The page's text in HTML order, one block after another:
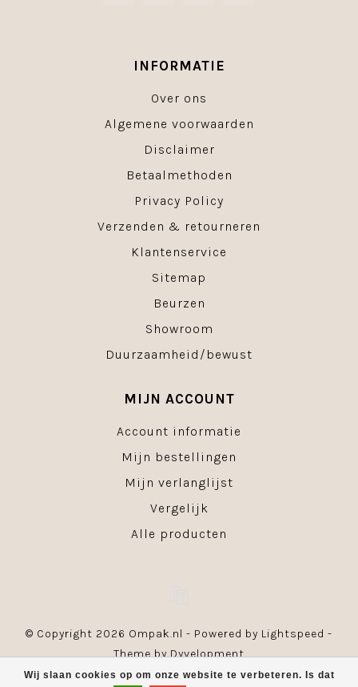
Wij slaan cookies op om onze website te verbeteren. Is dat
INFORMATIE
Over ons
Algemene voorwaarden
Disclaimer
Betaalmethoden
Privacy Policy
Verzenden & retourneren
Klantenservice
Sitemap
Beurzen
Showroom
Duurzaamheid/bewust
MIJN ACCOUNT
Account informatie
Mijn bestellingen
Mijn verlanglijst
Vergelijk
Alle producten
© Copyright 2026 Ompak.nl - Powered by Lightspeed -
Theme byDyvelopment